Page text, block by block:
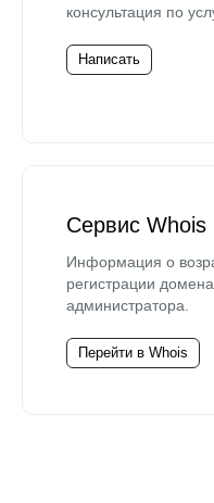
консультация по
Написать
Сервис Whois
Информация о
регистрации
администратора.
Перейти в Whois